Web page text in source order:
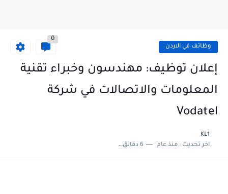
وظائف في الاردن
0
إعلان توظيف: مهندسون وخبراء تقنية
المعلومات والاتصالات في شركة
Vodatel
KL1
اخر تحديث :منذ عام 6 دقائق للقراءة